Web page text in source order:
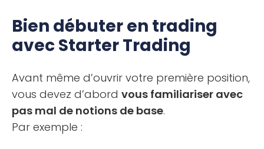
Bien débuter en trading
avec Starter Trading
Avant même d’ouvrir votre première position,
vous devez d’abord vous familiariser avec
pas mal de notions de base.
Par exemple :